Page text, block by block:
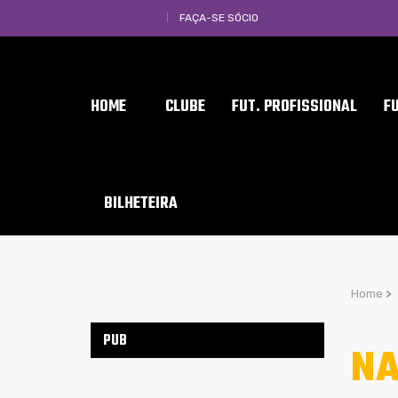
FAÇA-SE SÓCIO
HOME CLUBE FUT. PROFISSIONAL
BILHETEIRA
Home >
PUB